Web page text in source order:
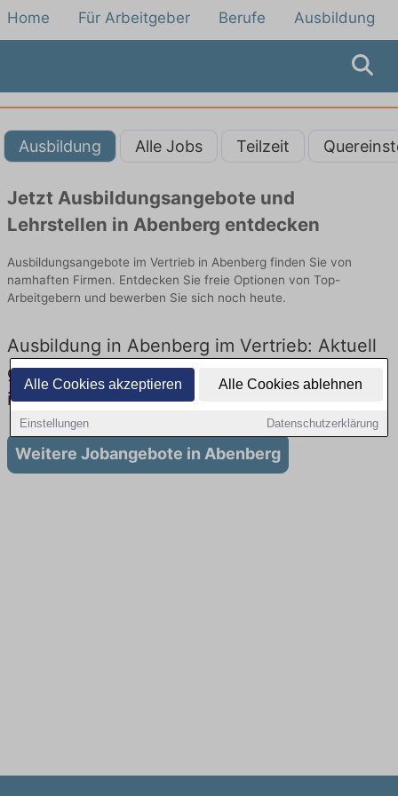
Alle Cookies akzeptieren Alle Cookies ablehnen
Einstellungen Datenschutzerklärung
Home Für Arbeitgeber Berufe Ausbildung
Ausbildung Alle Jobs Teilzeit
Jetzt Ausbildungsangebote und
Lehrstellen in Abenberg entdecken
Ausbildungsangebote im Vertrieb in Abenberg finden Sie von
namhaften Firmen. Entdecken Sie freie Optionen von Top-
Arbeitgebern und bewerben Sie sich noch heute.
Ausbildung in Abenberg im Vertrieb: Aktuell
gibt es keine Stellenangebote für Ausbildung
in Abenberg
Weitere Jobangebote in Abenberg